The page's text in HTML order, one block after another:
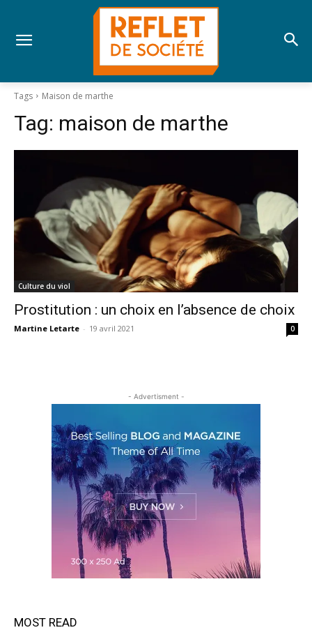
Tags Maison de marthe
Tag: maison de marthe
Culture du viol
Prostitution : un choix en l’absence de choix
Martine Letarte - 19 avril 2021 0
- Advertisment -
MOST READ